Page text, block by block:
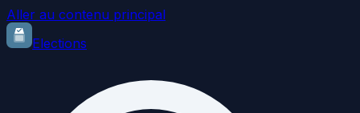
Aller au contenu principal
Elections